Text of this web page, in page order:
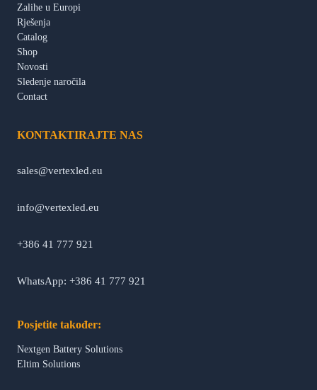
Zalihe u Europi
Rješenja
Catalog
Shop
Novosti
Sledenje naročila
Contact
KONTAKTIRAJTE NAS
sales@vertexled.eu
info@vertexled.eu
+386 41 777 921
WhatsApp: +386 41 777 921
Posjetite također:
Nextgen Battery Solutions
Eltim Solutions